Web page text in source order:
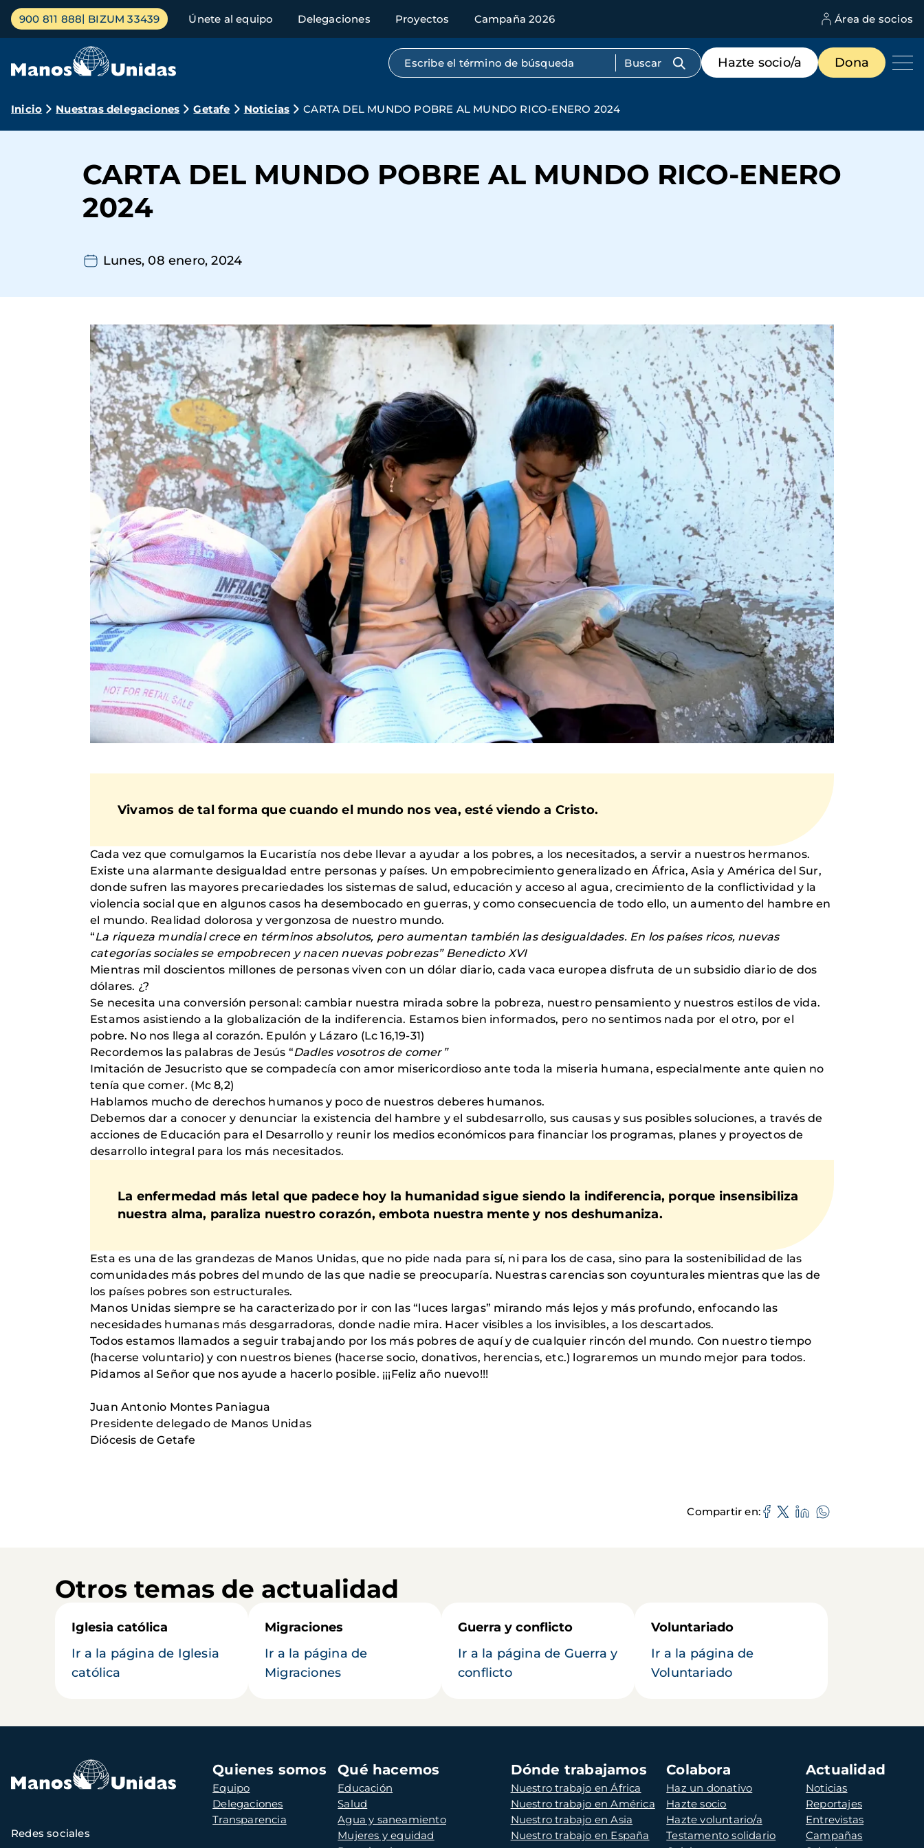
Pasar
contenido
Menú
principal
900 811 888 BIZUM 33439 Únete al equipo Delegaciones Proyectos Campaña 2026 Área de socios
Búsqueda por texto completo
Menú
de
destacados
Hazte socio/a Dona
Ruta
navegación
Inicio Nuestras delegaciones Getafe Noticias CARTA DEL MUNDO POBRE AL MUNDO RICO-ENERO 2024
CARTA DEL MUNDO POBRE AL MUNDO RICO-ENERO
2024
Lunes, 08 enero, 2024
Vivamos de tal forma que cuando el mundo nos vea, esté viendo a Cristo.
Cada vez que comulgamos la Eucaristía nos debe llevar a ayudar a los pobres, a los necesitados, a servir a nuestros hermanos.
Existe una alarmante desigualdad entre personas y países. Un empobrecimiento generalizado en África, Asia y América del Sur,
donde sufren las mayores precariedades los sistemas de salud, educación y acceso al agua, crecimiento de la conflictividad y la
violencia social que en algunos casos ha desembocado en guerras, y como consecuencia de todo ello, un aumento del hambre en
el mundo. Realidad dolorosa y vergonzosa de nuestro mundo.
“La riqueza mundial crece en términos absolutos, pero aumentan también las desigualdades. En los países ricos, nuevas
categorías sociales se empobrecen y nacen nuevas pobrezas” Benedicto XVI
Mientras mil doscientos millones de personas viven con un dólar diario, cada vaca europea disfruta de un subsidio diario de dos
dólares. ¿?
Se necesita una conversión personal: cambiar nuestra mirada sobre la pobreza, nuestro pensamiento y nuestros estilos de vida.
Estamos asistiendo a la globalización de la indiferencia. Estamos bien informados, pero no sentimos nada por el otro, por el
pobre. No nos llega al corazón. Epulón y Lázaro (Lc 16,19-31)
Recordemos las palabras de Jesús “Dadles vosotros de comer”
Imitación de Jesucristo que se compadecía con amor misericordioso ante toda la miseria humana, especialmente ante quien no
tenía que comer. (Mc 8,2)
Hablamos mucho de derechos humanos y poco de nuestros deberes humanos.
Debemos dar a conocer y denunciar la existencia del hambre y el subdesarrollo, sus causas y sus posibles soluciones, a través de
acciones de Educación para el Desarrollo y reunir los medios económicos para financiar los programas, planes y proyectos de
desarrollo integral para los más necesitados.
La enfermedad más letal que padece hoy la humanidad sigue siendo la indiferencia, porque insensibiliza
nuestra alma, paraliza nuestro corazón, embota nuestra mente y nos deshumaniza.
Esta es una de las grandezas de Manos Unidas, que no pide nada para sí, ni para los de casa, sino para la sostenibilidad de las
comunidades más pobres del mundo de las que nadie se preocuparía. Nuestras carencias son coyunturales mientras que las de
los países pobres son estructurales.
Manos Unidas siempre se ha caracterizado por ir con las “luces largas” mirando más lejos y más profundo, enfocando las
necesidades humanas más desgarradoras, donde nadie mira. Hacer visibles a los invisibles, a los descartados.
Todos estamos llamados a seguir trabajando por los más pobres de aquí y de cualquier rincón del mundo. Con nuestro tiempo
(hacerse voluntario) y con nuestros bienes (hacerse socio, donativos, herencias, etc.) lograremos un mundo mejor para todos.
Pidamos al Señor que nos ayude a hacerlo posible. ¡¡¡Feliz año nuevo!!!
Juan Antonio Montes Paniagua
Presidente delegado de Manos Unidas
Diócesis de Getafe
Compartir en
Otros temas de actualidad
Iglesia católica
Ir a la página de Iglesia
católica
Migraciones
Ir a la página de
Migraciones
Guerra y conflicto
Ir a la página de Guerra y
conflicto
Voluntariado
Ir a la página de
Voluntariado
Navegación
principal
Quienes somos
Equipo
Delegaciones
Transparencia
Qué hacemos
Educación
Salud
Agua y saneamiento
Mujeres y equidad
Dónde trabajamos
Nuestro trabajo en África
Nuestro trabajo en América
Nuestro trabajo en Asia
Nuestro trabajo en España
Colabora
Haz un donativo
Hazte socio
Hazte voluntario/a
Testamento solidario
Actualidad
Noticias
Reportajes
Entrevistas
Campañas
Redes sociales